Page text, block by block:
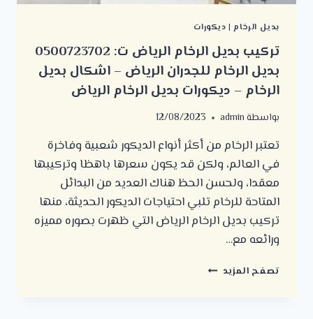
بديل الرخام | ديكورات
تركيب بديل الرخام الرياض ت: 0500723702
بديل الرخام للجدران الرياض – اشكال بديل
الرخام – ديكورات بديل الرخام الرياض
بواسطةadmin
12/08/2023
تعتبر الرخام من أكثر أنواع الديكور شعبية وفاخرة
في العالم، ولكن قد يكون سعرها باهظا وتركيبها
معقدا، ولحسن الحظ هناك العديد من البدائل
المتاحة للرخام تلبي احتياجات الديكور الحديثة، منها
تركيب بديل الرخام الرياض التي ظهرت بصوره مميزه
ورائعه مع…
تصفح المزيد تركيب